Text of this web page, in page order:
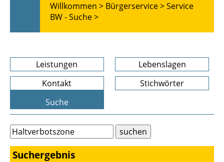
Willkommen > Bürgerservice >Service
BW - Suche >
Leistungen
Lebenslagen
Kontakt
Stichwörter
Suche
Suchergebnis